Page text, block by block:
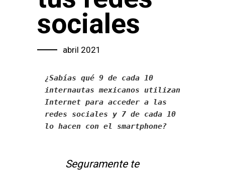
sociales
abril 2021
¿Sabías qué 9 de cada 10
internautas mexicanos utilizan
Internet para acceder a las
redes sociales y 7 de cada 10
lo hacen con el smartphone?
Seguramente te